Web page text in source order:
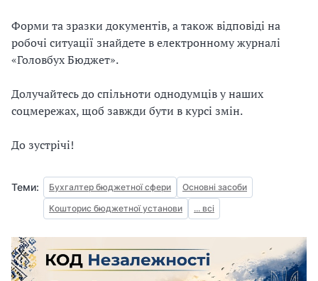
Форми та зразки документів, а також відповіді на
робочі ситуації знайдете в електронному журналі
«Головбух Бюджет».
Долучайтесь до спільноти однодумців у наших
соцмережах, щоб завжди бути в курсі змін.
До зустрічі!
Теми: Бухгалтер бюджетної сфери
Основні засоби
Кошторис бюджетної установи
... всі